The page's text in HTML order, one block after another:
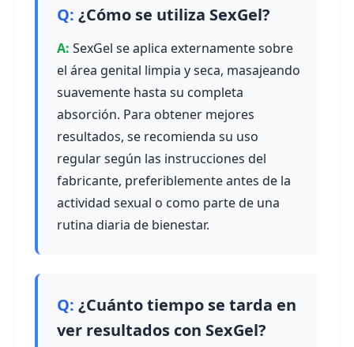
¿Cómo se utiliza SexGel?
SexGel se aplica externamente sobre
el área genital limpia y seca, masajeando
suavemente hasta su completa
absorción. Para obtener mejores
resultados, se recomienda su uso
regular según las instrucciones del
fabricante, preferiblemente antes de la
actividad sexual o como parte de una
rutina diaria de bienestar.
¿Cuánto tiempo se tarda en
ver resultados con SexGel?